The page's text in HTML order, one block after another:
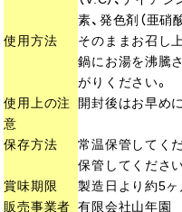
素、発色剤（亜硝
使用方法
そのままお召し
鍋にお湯を沸騰
がりください。
使用上の注
意
開封後はお早め
保存方法
常温保管してく
保管してください
賞味期限
製造日より約5ヶ
販売事業者 有限会社山年園